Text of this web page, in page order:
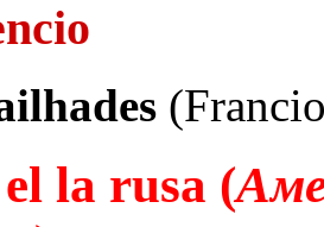
la rusa (